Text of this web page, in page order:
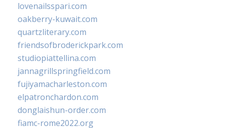
lovenailsspari.com
oakberry-kuwait.com
quartzliterary.com
friendsofbroderickpark.com
studiopiattellina.com
jannagrillspringfield.com
fujiyamacharleston.com
elpatronchardon.com
donglaishun-order.com
fiamc-rome2022.org